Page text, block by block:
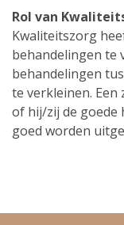
Rol van
Kwaliteitszorg
behandelingen te
behandelingen
te verkleinen.
of hij/zij de goede
goed worden